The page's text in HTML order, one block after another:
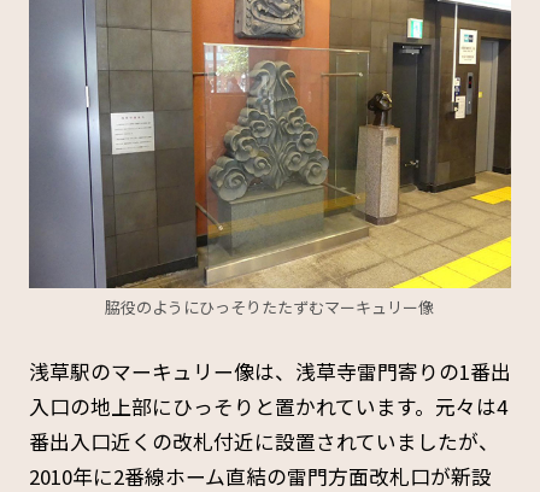
脇役のようにひっそりたたずむマーキュリー像
浅草駅のマーキュリー像は、浅草寺雷門寄りの1番出
入口の地上部にひっそりと置かれています。元々は4
番出入口近くの改札付近に設置されていましたが、
2010年に2番線ホーム直結の雷門方面改札口が新設